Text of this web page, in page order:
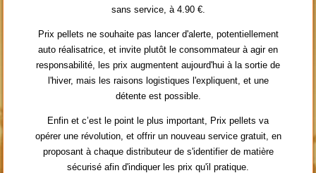
sans service, à 4.90 €.
Prix pellets ne souhaite pas lancer d'alerte, potentiellement
auto réalisatrice, et invite plutôt le consommateur à agir en
responsabilité, les prix augmentent aujourd'hui à la sortie de
l'hiver, mais les raisons logistiques l'expliquent, et une
détente est possible.
Enfin et c’est le point le plus important, Prix pellets va
opérer une révolution, et offrir un nouveau service gratuit, en
proposant à chaque distributeur de s'identifier de matière
sécurisé afin d'indiquer les prix qu'il pratique.